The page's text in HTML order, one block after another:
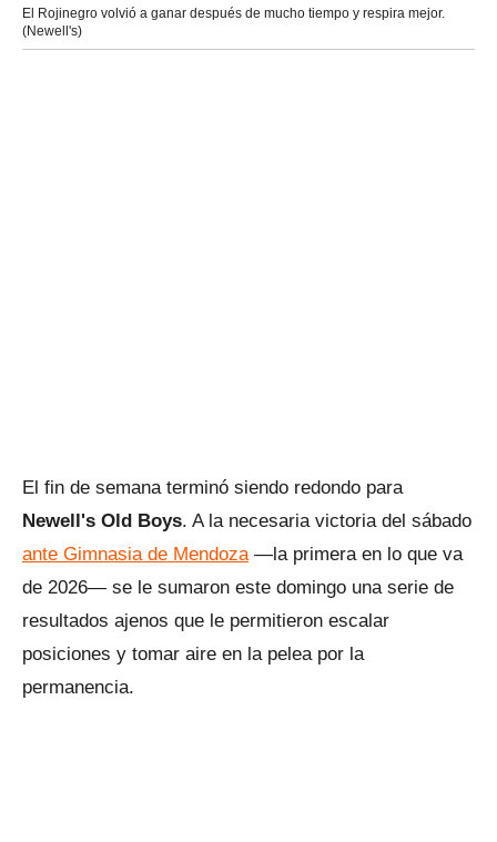
El Rojinegro volvió a ganar después de mucho tiempo y respira mejor.
(Newell's)
El fin de semana terminó siendo redondo para
Newell's Old Boys. A la necesaria victoria del sábado
ante Gimnasia de Mendoza—la primera en lo que va
de 2026— se le sumaron este domingo una serie de
resultados ajenos que le permitieron escalar
posiciones y tomar aire en la pelea por la
permanencia.